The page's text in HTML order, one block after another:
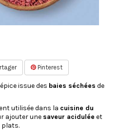
Pinterest
issue des baies séchées de
utilisée dans la cuisine du
ajouter une saveur acidulée et
plats.